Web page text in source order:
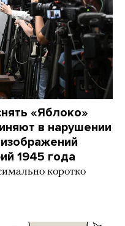
«Яблоко»
в нарушении
1945 года
коротко